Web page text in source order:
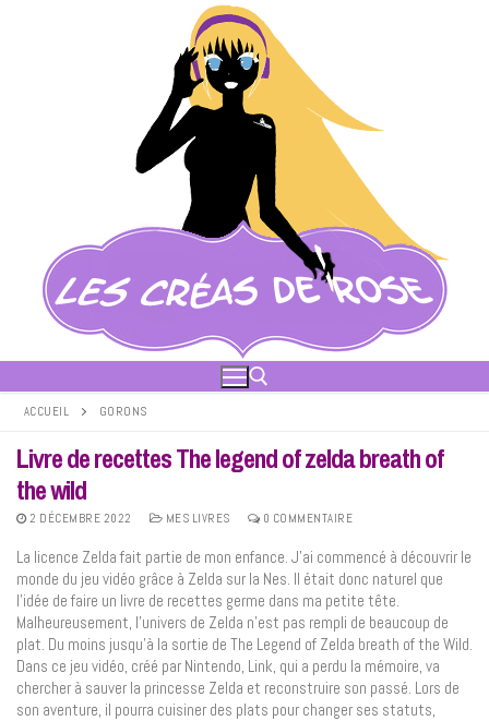
ACCUEIL GORONS
Livre de recettes The legend of zelda breath of
the wild
2 DÉCEMBRE 2022 MES LIVRES 0 COMMENTAIRE
La licence Zelda fait partie de mon enfance. J’ai commencé à découvrir le
monde du jeu vidéo grâce à Zelda sur la Nes. Il était donc naturel que
l’idée de faire un livre de recettes germe dans ma petite tête.
Malheureusement, l’univers de Zelda n’est pas rempli de beaucoup de
plat. Du moins jusqu’à la sortie de The Legend of Zelda breath of the Wild.
Dans ce jeu vidéo, créé par Nintendo, Link, qui a perdu la mémoire, va
chercher à sauver la princesse Zelda et reconstruire son passé. Lors de
son aventure, il pourra cuisiner des plats pour changer ses statuts,